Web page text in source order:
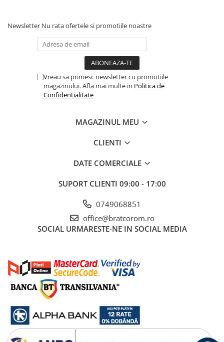
Newsletter Nu rata ofertele si promotiile noastre
Vreau sa primesc newsletter cu promotiile
magazinului. Afla mai multe in Politica de
Confidentialitate
MAGAZINUL MEU
CLIENTI
DATE COMERCIALE
SUPORT CLIENTI 09:00 - 17:00
0749068851
office@bratcorom.ro
SOCIAL URMARESTE-NE IN SOCIAL MEDIA